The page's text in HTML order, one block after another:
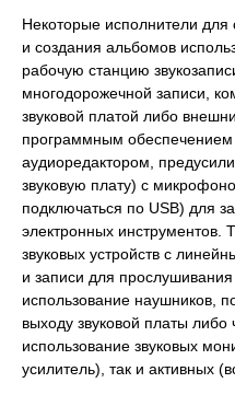
Некоторые исполнители для
и создания альбомов
рабочую станцию
многодорожечной записи,
звуковой платой либо
программным
аудиоредактором,
звуковую плату) с
подключаться по USB) для
электронных инструментов.
звуковых устройств с
и записи для
использование наушников,
выходу звуковой платы либо
использование звуковых
усилитель), так и активных